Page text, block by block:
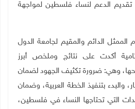
تقديم الدعم لنساء فلسطين لمواجهة
الممثل الدائم والمقيم لجامعة الدول
أكدت على نتائج وملخص أبرز
وهي: ضرورة تكثيف الجهود لضمان
والبدء بتنفيذ الخطة العربية، وضمان
التي تحتاجها النساء في فلسطين،